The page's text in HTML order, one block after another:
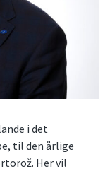
i det
til den årlige
Her vil